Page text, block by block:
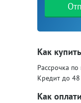
Как
Рассрочка
Кредит до 48
Как